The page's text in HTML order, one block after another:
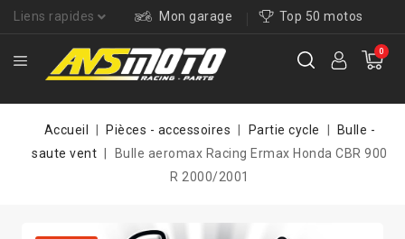
Liens rapides Mon garage Top 50 motos
0
Accueil Pièces - accessoires Partie cycle
Bulle -
saute vent
Bulle aeromax Racing Ermax Honda CBR 900
R 2000/2001